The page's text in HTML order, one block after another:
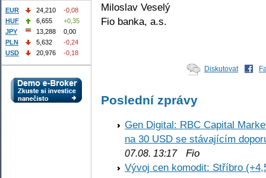
Miloslav Veselý
Fio banka, a.s.
Diskutovat
Poslední zprávy
Gen Digital: RBC Capital
na 30 USD se stávajícím
07.08. 13:17Fio
Vývoj cen komodit: Stříbro
EUR 24,210
-0,08
HUF
6,655
+0,35
JPY
13,288
0,00
PLN
5,632
-0,24
USD
20,976 -0,18